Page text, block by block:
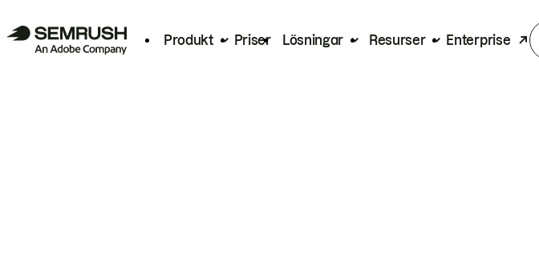
Produkt Priser Lösningar Resurser Enterprise